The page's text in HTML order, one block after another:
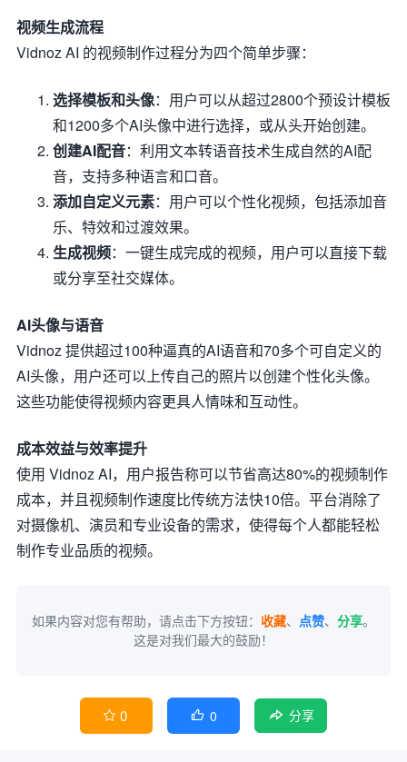
视频生成流程
Vidnoz AI 的视频制作过程分为四个简单步骤：
选择模板和头像：用户可以从超过2800个预设计模板
和1200多个AI头像中进行选择，或从头开始创建。
创建AI配音：利用文本转语音技术生成自然的AI配
音，支持多种语言和口音。
添加自定义元素：用户可以个性化视频，包括添加音
乐、特效和过渡效果。
生成视频：一键生成完成的视频，用户可以直接下载
或分享至社交媒体。
AI头像与语音
Vidnoz 提供超过100种逼真的AI语音和70多个可自定义的
AI头像，用户还可以上传自己的照片以创建个性化头像。
这些功能使得视频内容更具人情味和互动性。
成本效益与效率提升
使用 Vidnoz AI，用户报告称可以节省高达80%的视频制作
成本，并且视频制作速度比传统方法快10倍。平台消除了
对摄像机、演员和专业设备的需求，使得每个人都能轻松
制作专业品质的视频。
如果内容对您有帮助，请点击下方按钮： 收藏、 点赞、 分享。
这是对我们最大的鼓励！
 0  0 分享